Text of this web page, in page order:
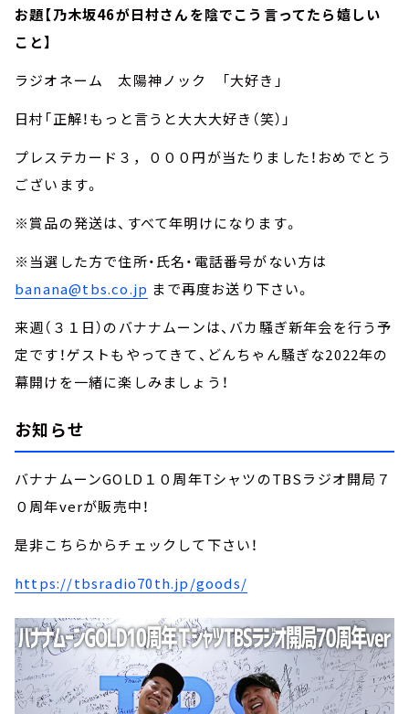
お題【乃木坂46が日村さんを陰でこう言ってたら嬉しい
こと】
ラジオネーム 太陽神ノック 「大好き」
日村「正解！もっと言うと大大大好き（笑）」
プレステカード３，０００円が当たりました！おめでとう
ございます。
※賞品の発送は、すべて年明けになります。
※当選した方で住所・氏名・電話番号がない方は
banana@tbs.co.jp まで再度お送り下さい。
来週（３１日）のバナナムーンは、バカ騒ぎ新年会を行う予
定です！ゲストもやってきて、どんちゃん騒ぎな2022年の
幕開けを一緒に楽しみましょう！
お知らせ
バナナムーンGOLD１０周年TシャツのTBSラジオ開局７
０周年verが販売中！
是非こちらからチェックして下さい！
https://tbsradio70th.jp/goods/